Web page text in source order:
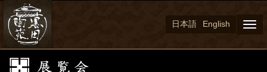
日本語 English